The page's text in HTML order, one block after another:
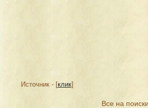
Источник - [клик]
Все на